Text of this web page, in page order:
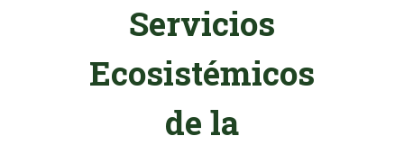
Servicios
Ecosistémicos
de la